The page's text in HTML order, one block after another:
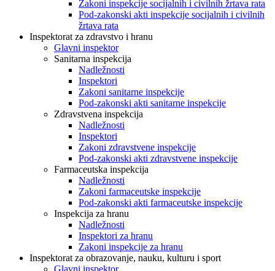
Zakoni inspekcije socijalnih i civilnih žrtava rata
Pod-zakonski akti inspekcije socijalnih i civilnih
žrtava rata
Inspektorat za zdravstvo i hranu
Glavni inspektor
Sanitarna inspekcija
Nadležnosti
Inspektori
Zakoni sanitarne inspekcije
Pod-zakonski akti sanitarne inspekcije
Zdravstvena inspekcija
Nadležnosti
Inspektori
Zakoni zdravstvene inspekcije
Pod-zakonski akti zdravstvene inspekcije
Farmaceutska inspekcija
Nadležnosti
Zakoni farmaceutske inspekcije
Pod-zakonski akti farmaceutske inspekcije
Inspekcija za hranu
Nadležnosti
Inspektori za hranu
Zakoni inspekcije za hranu
Inspektorat za obrazovanje, nauku, kulturu i sport
Glavni inspektor